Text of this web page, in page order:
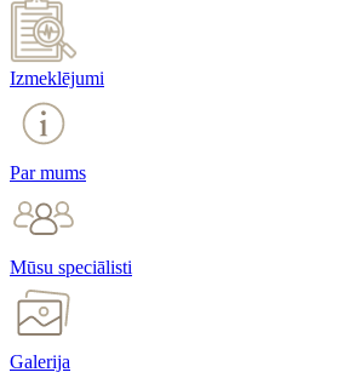
Izmeklējumi
Par mums
Mūsu speciālisti
Galerija